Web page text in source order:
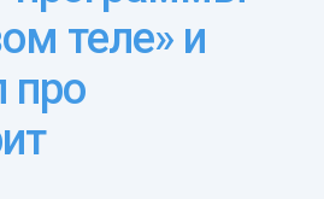
теле» и
про